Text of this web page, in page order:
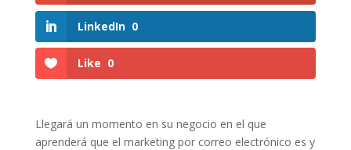
LinkedIn 0
Like 0
Llegará un momento en su negocio en el que
aprenderá que el marketing por correo electrónico es y